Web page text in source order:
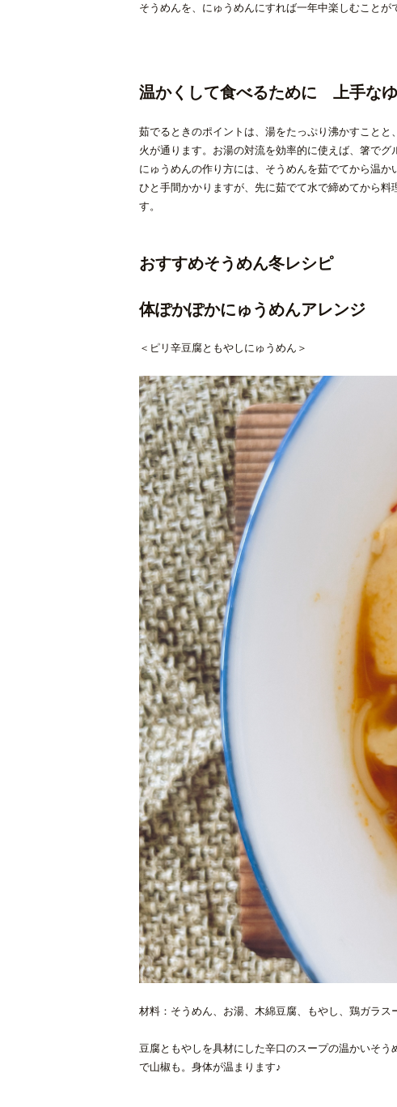
そうめんを、にゅうめんにすれば一年中楽しむことが
温かくして食べるために 上手な
茹でるときのポイントは、湯をたっぷり沸かすこと
火が通ります。お湯の対流を効率的に使えば、箸でグ
にゅうめんの作り方には、そうめんを茹でてから温
ひと手間かかりますが、先に茹でて水で締めてから
す。
おすすめそうめん冬レシピ
体ぽかぽかにゅうめんアレンジ
＜ピリ辛豆腐ともやしにゅうめん＞
材料：そうめん、お湯、木綿豆腐、もやし、鶏ガラ
豆腐ともやしを具材にした辛口のスープの温かいそ
で山椒も。身体が温まります♪